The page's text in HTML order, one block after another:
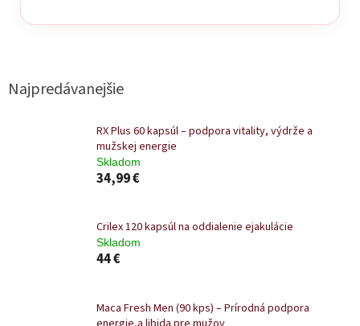
Najpredávanejšie
RX Plus 60 kapsúl – podpora vitality, výdrže a
mužskej energie
Skladom
34,99 €
Crilex 120 kapsúl na oddialenie ejakulácie
Skladom
44 €
Maca Fresh Men (90 kps) – Prírodná podpora